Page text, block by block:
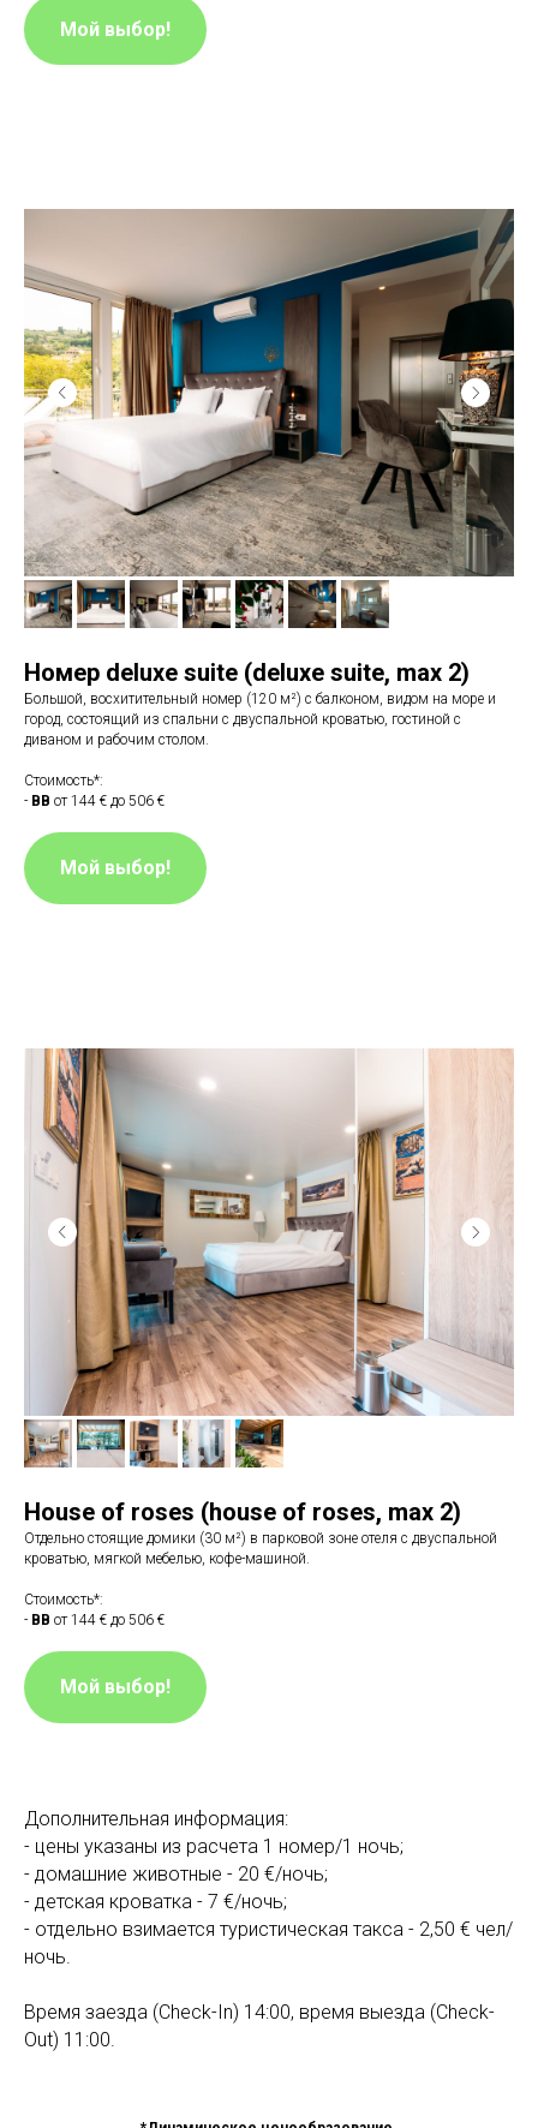
Мой выбор!
Номер deluxe suite (deluxe suite, max 2)
Большой, восхитительный номер (120 м²) с балконом, видом на море и
город, состоящий из спальни с двуспальной кроватью, гостиной с
диваном и рабочим столом.
Стоимость*:
- BB от 144 € до 506 €
Мой выбор!
House of roses (house of roses, max 2)
Отдельно стоящие домики (30 м²) в парковой зоне отеля с двуспальной
кроватью, мягкой мебелью, кофе-машиной.
Стоимость*:
- BB от 144 € до 506 €
Мой выбор!
Дополнительная информация:
- цены указаны из расчета 1 номер/1 ночь;
- домашние животные - 20 €/ночь;
- детская кроватка - 7 €/ночь;
- отдельно взимается туристическая такса - 2,50 € чел/
ночь.
Время заезда (Check-In) 14:00, время выезда (Check-
Out) 11:00.